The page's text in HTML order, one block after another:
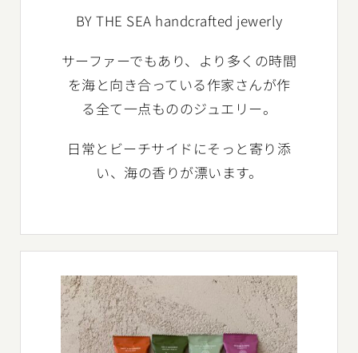
BY THE SEA handcrafted jewerly
サーファーでもあり、より多くの時間
を海と向き合っている作家さんが作
る全て一点もののジュエリー。
日常とビーチサイドにそっと寄り添
い、海の香りが漂います。